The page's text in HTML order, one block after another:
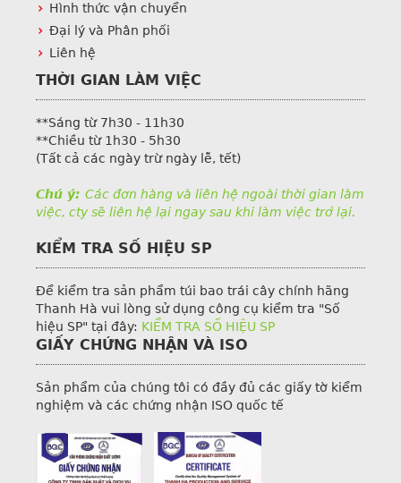
Hình thức vận chuyển
Đại lý và Phân phối
Liên hệ
THỜI GIAN LÀM VIỆC
**Sáng từ 7h30 - 11h30
**Chiều từ 1h30 - 5h30
(Tất cả các ngày trừ ngày lễ, tết)
Chú ý: Các đơn hàng và liên hệ ngoài thời gian làm
việc, cty sẽ liên hệ lại ngay sau khi làm việc trở lại.
KIỂM TRA SỐ HIỆU SP
Để kiểm tra sản phẩm túi bao trái cây chính hãng
Thanh Hà vui lòng sử dụng công cụ kiểm tra "Số
hiệu SP" tại đây: KIỂM TRA SỐ HIỆU SP
GIẤY CHỨNG NHẬN VÀ ISO
Sản phẩm của chúng tôi có đầy đủ các giấy tờ kiểm
nghiệm và các chứng nhận ISO quốc tế